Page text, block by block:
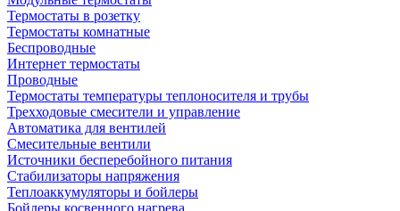
Термостаты в розетку
Термостаты комнатные
Беспроводные
Интернет термостаты
Проводные
Термостаты температуры теплоносителя и трубы
Трехходовые смесители и управление
Автоматика для вентилей
Смесительные вентили
Источники бесперебойного питания
Стабилизаторы напряжения
Теплоаккумуляторы и бойлеры
Бойлеры косвенного нагрева